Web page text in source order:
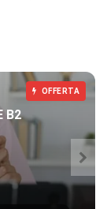
OFFERTA
B2